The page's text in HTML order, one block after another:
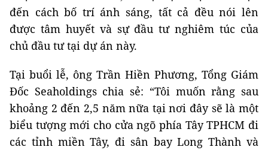
đến cách bố trí ánh sáng, tất cả đều nói lên
được tâm huyết và sự đầu tư nghiêm túc của
chủ đầu tư tại dự án này.
Tại buổi lễ, ông Trần Hiền Phương, Tổng Giám
Đốc Seaholdings chia sẻ: “Tôi muốn rằng sau
khoảng 2 đến 2,5 năm nữa tại nơi đây sẽ là một
biểu tượng mới cho cửa ngõ phía Tây TPHCM đi
các tỉnh miền Tây, đi sân bay Long Thành và